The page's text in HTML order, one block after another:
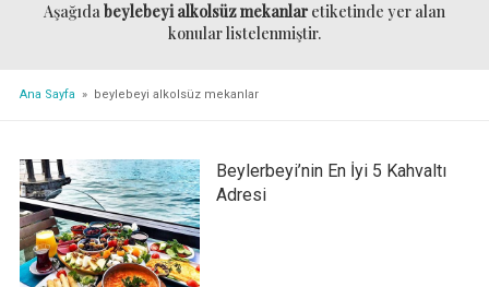
Aşağıdabeylebeyi alkolsüz mekanlar etiketinde yer alan
konular listelenmiştir.
Ana Sayfa » beylebeyi alkolsüz mekanlar
Beylerbeyi’nin En İyi 5 Kahvaltı
Adresi